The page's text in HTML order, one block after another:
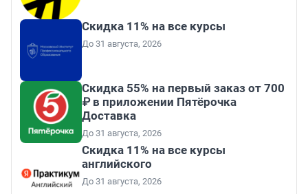
Скидка 11% на все курсы
До 31 августа, 2026
Скидка 55% на первый заказ от 700
₽ в приложении Пятёрочка
Доставка
До 31 августа, 2026
Скидка 11% на все курсы
английского
До 31 августа, 2026